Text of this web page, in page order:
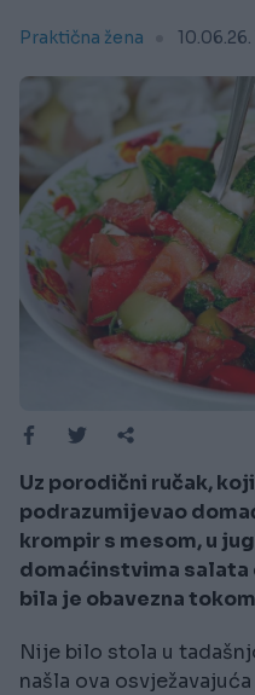
Praktična žena 10.06.26.
Uz porodični ručak,
podrazumijevao
krompir s mesom, u
domaćinstvima salata
bila je obavezna
Nije bilo stola u
našla ova